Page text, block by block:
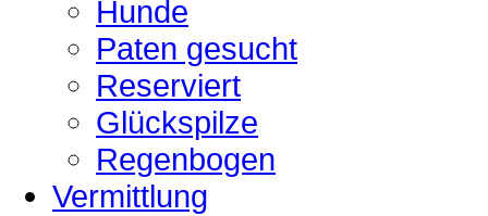
Hunde
Paten gesucht
Reserviert
Glückspilze
Regenbogen
Vermittlung